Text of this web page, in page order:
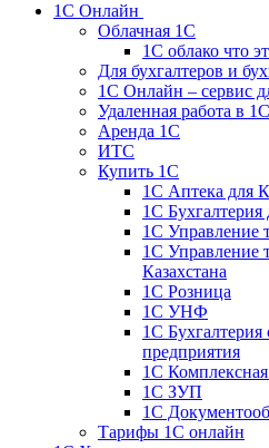
1С Онлайн
Облачная 1С
1C облако что
Для бухгалтеров и
1C Онлайн – сервис
Удаленная работа в 1С
Аренда 1С
ИТС
Купить 1С
1С Аптека для
1С Бухгалтерия
1С Управление
1С Управление
Казахстана
1С Розница
1С УНФ
1С Бухгалтерия
предприятия
1С
1С ЗУП
1С
Тарифы 1С онлайн